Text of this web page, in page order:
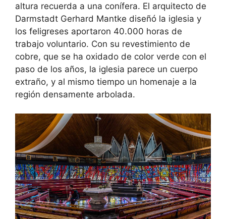
altura recuerda a una conífera. El arquitecto de
Darmstadt Gerhard Mantke diseñó la iglesia y
los feligreses aportaron 40.000 horas de
trabajo voluntario. Con su revestimiento de
cobre, que se ha oxidado de color verde con el
paso de los años, la iglesia parece un cuerpo
extraño, y al mismo tiempo un homenaje a la
región densamente arbolada.